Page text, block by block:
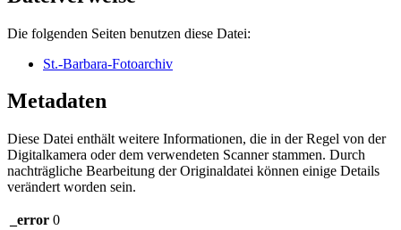
Die folgenden Seiten benutzen diese Datei:
St.-Barbara-Fotoarchiv
Metadaten
Diese Datei enthält weitere Informationen, die in der Regel von der
Digitalkamera oder dem verwendeten Scanner stammen. Durch
nachträgliche Bearbeitung der Originaldatei können einige Details
verändert worden sein.
_error 0